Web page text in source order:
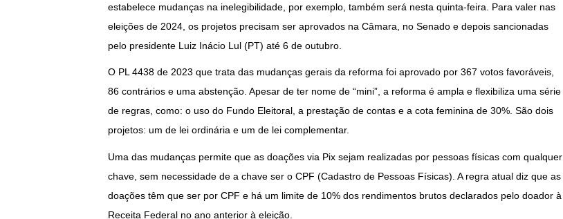
estabelece mudanças na inelegibilidade, por exemplo, também será nesta quinta-feira. Para valer nas
eleições de 2024, os projetos precisam ser aprovados na Câmara, no Senado e depois sancionadas
pelo presidente Luiz Inácio Lul (PT) até 6 de outubro.
O PL 4438 de 2023 que trata das mudanças gerais da reforma foi aprovado por 367 votos favoráveis,
86 contrários e uma abstenção. Apesar de ter nome de “mini”, a reforma é ampla e flexibiliza uma série
de regras, como: o uso do Fundo Eleitoral, a prestação de contas e a cota feminina de 30%. São dois
projetos: um de lei ordinária e um de lei complementar.
Uma das mudanças permite que as doações via Pix sejam realizadas por pessoas físicas com qualquer
chave, sem necessidade de a chave ser o CPF (Cadastro de Pessoas Físicas). A regra atual diz que as
doações têm que ser por CPF e há um limite de 10% dos rendimentos brutos declarados pelo doador à
Receita Federal no ano anterior à eleição.